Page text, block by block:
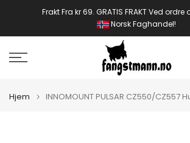
Frakt Fra kr 69. GRATIS FRAKT Ved ordre
Norsk Faghandel!
Hjem INNOMOUNT PULSAR CZ550/CZ557